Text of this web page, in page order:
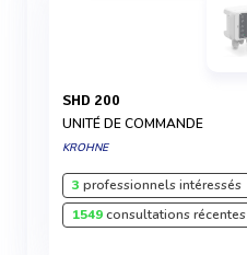
SHD 200
UNITÉ DE COMMANDE
KROHNE
3 professionnels intéressés
1549consultations récentes